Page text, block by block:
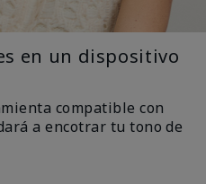
en un dispositivo
compatible con
a encotrar tu tono de